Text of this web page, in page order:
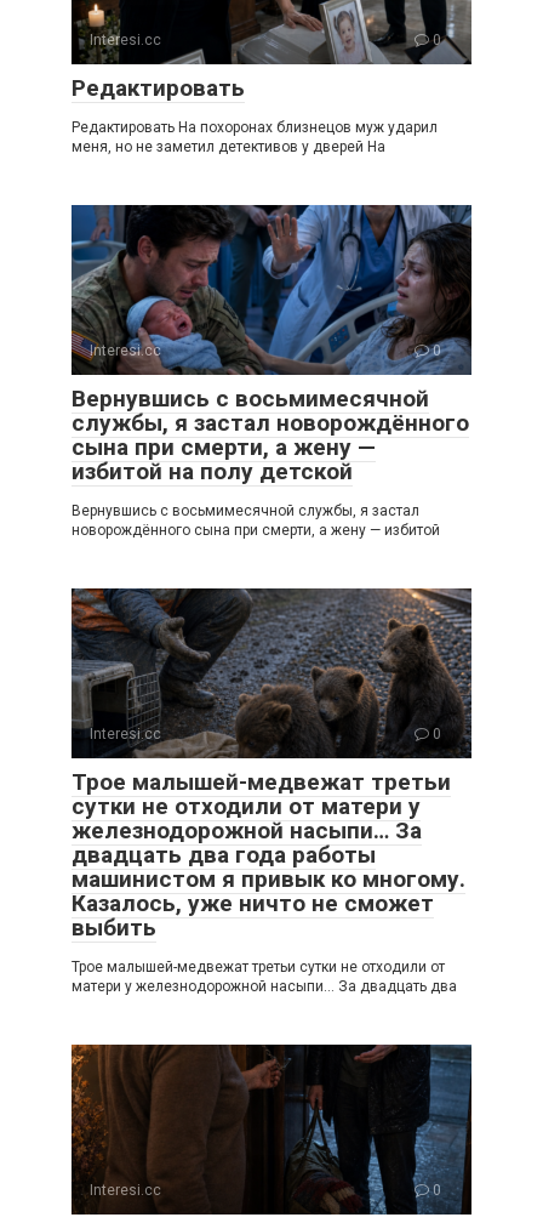
Interesi.cc 0
Редактировать
Редактировать На похоронах близнецов муж ударил
меня, но не заметил детективов у дверей На
Interesi.cc 0
Вернувшись с восьмимесячной
службы, я застал новорождённого
сына при смерти, а жену —
избитой на полу детской
Вернувшись с восьмимесячной службы, я застал
новорождённого сына при смерти, а жену — избитой
Interesi.cc 0
Трое малышей-медвежат третьи
сутки не отходили от матери у
железнодорожной насыпи… За
двадцать два года работы
машинистом я привык ко многому.
Казалось, уже ничто не сможет
выбить
Трое малышей-медвежат третьи сутки не отходили от
матери у железнодорожной насыпи… За двадцать два
Interesi.cc 0